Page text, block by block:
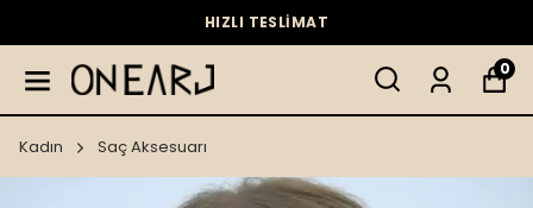
HIZLI TESLİMAT
0
Kadın Saç Aksesuarı